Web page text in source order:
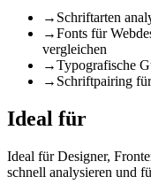
→ Schriftarten
→Fonts für
vergleichen
→Typografische
→ Schriftpairing
Ideal für
Ideal für Designer,
schnell analysieren und